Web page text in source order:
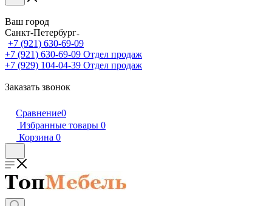
Ваш город
Санкт-Петербург
+7 (921) 630-69-09
+7 (921) 630-69-09 Отдел продаж
+7 (929) 104-04-39 Отдел продаж
Заказать звонок
Сравнение0
Избранные товары 0
Корзина 0